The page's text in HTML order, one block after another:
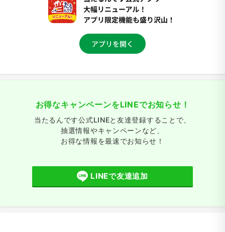
お得なキャンペーンをLINEでお知らせ！
当たるんです公式LINEと友達登録することで、
抽選情報やキャンペーンなど、
お得な情報を最速でお知らせ！
LINEで友達追加